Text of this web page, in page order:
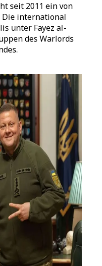
seit 2011 ein von
international
unter Fayez al-
des Warlords